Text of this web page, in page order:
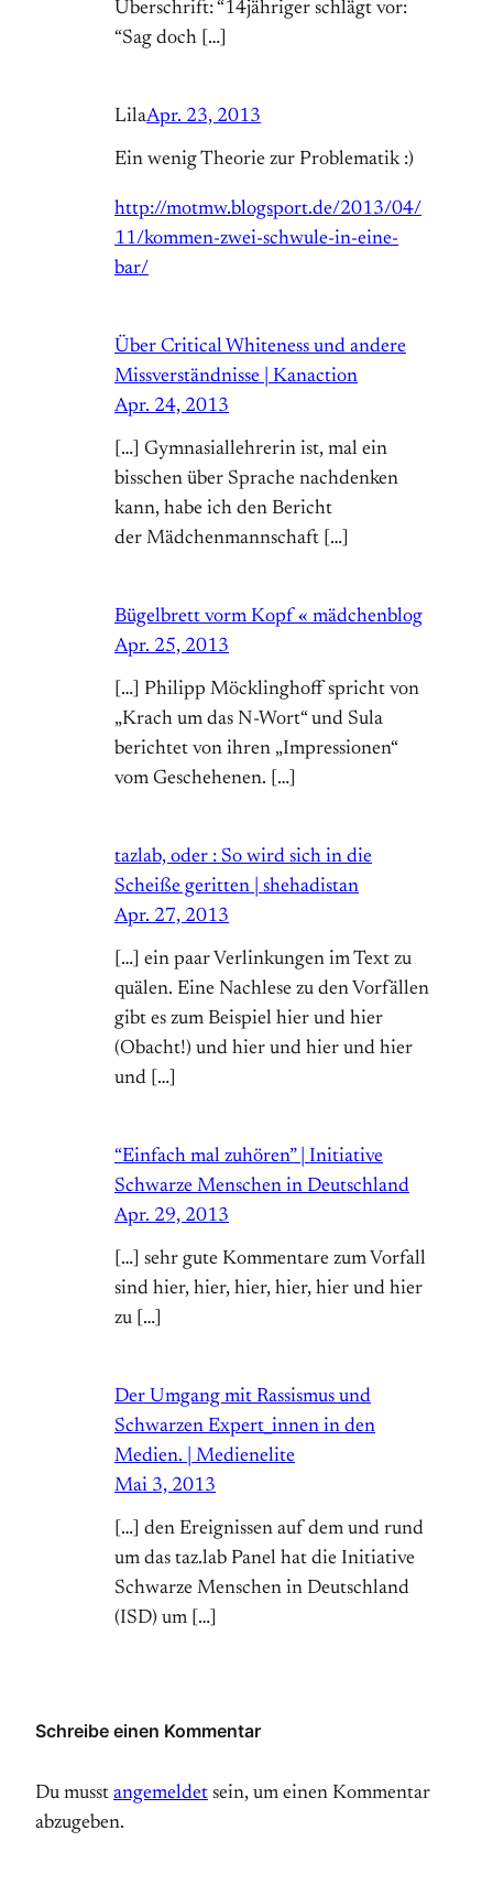
Überschrift: “14jähriger schlägt vor:
“Sag doch […]
LilaApr. 23, 2013
Ein wenig Theorie zur Problematik :)
http://motmw.blogsport.de/2013/04/
11/kommen-zwei-schwule-in-eine-
bar/
Über Critical Whiteness und andere
Missverständnisse | Kanaction
Apr. 24, 2013
[…] Gymnasiallehrerin ist, mal ein
bisschen über Sprache nachdenken
kann, habe ich den Bericht
der Mädchenmannschaft […]
Bügelbrett vorm Kopf « mädchenblog
Apr. 25, 2013
[…] Philipp Möcklinghoff spricht von
„Krach um das N-Wort“ und Sula
berichtet von ihren „Impressionen“
vom Geschehenen. […]
tazlab, oder : So wird sich in die
Scheiße geritten | shehadistan
Apr. 27, 2013
[…] ein paar Verlinkungen im Text zu
quälen. Eine Nachlese zu den Vorfällen
gibt es zum Beispiel hier und hier
(Obacht!) und hier und hier und hier
und […]
“Einfach mal zuhören” | Initiative
Schwarze Menschen in Deutschland
Apr. 29, 2013
[…] sehr gute Kommentare zum Vorfall
sind hier, hier, hier, hier, hier und hier
zu […]
Der Umgang mit Rassismus und
Schwarzen Expert_innen in den
Medien. | Medienelite
Mai 3, 2013
[…] den Ereignissen auf dem und rund
um das taz.lab Panel hat die Initiative
Schwarze Menschen in Deutschland
(ISD) um […]
Schreibe einen Kommentar
Du musst angemeldet sein, um einen Kommentar
abzugeben.